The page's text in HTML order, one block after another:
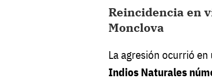
Reincidencia en
Monclova
La agresión ocurrió
Indios Naturales